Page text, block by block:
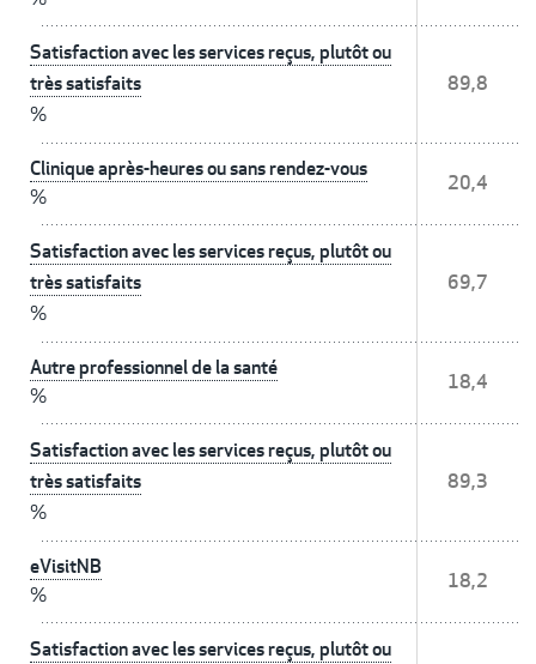
Satisfaction avec les services reçus, plutôt ou
très satisfaits
%
89,8
Clinique après-heures ou sans rendez-vous
%
20,4
Satisfaction avec les services reçus, plutôt ou
très satisfaits
%
69,7
Autre professionnel de la santé
%
18,4
Satisfaction avec les services reçus, plutôt ou
très satisfaits
%
89,3
eVisitNB
%
18,2
Satisfaction avec les services reçus, plutôt ou